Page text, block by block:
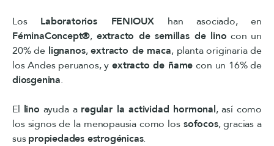
Los Laboratorios FENIOUX han asociado, en
FéminaConcept®, extracto de semillas de lino con un
20% de lignanos,extracto de maca, planta originaria de
los Andes peruanos, yextracto de ñame con un 16% de
diosgenina.
El lino ayuda a regular la actividad hormonal, así como
los signos de la menopausia como los sofocos, gracias a
suspropiedades estrogénicas.